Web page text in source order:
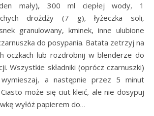
mały), 300 ml ciepłej wody, 1
drożdży (7 g), łyżeczka soli,
granulowany, kminek, inne ulubione
do posypania. Batata zetrzyj na
oczkach lub rozdrobnij w blenderze do
Wszystkie składniki (oprócz czarnuszki)
a następnie przez 5 minut
może się ciut kleić, ale nie dosypuj
wyłóż papierem do…